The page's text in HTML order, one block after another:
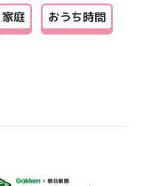
家庭 おうち時間